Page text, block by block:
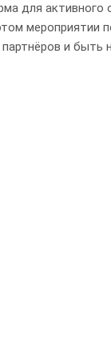
для
мероприятии
и быть